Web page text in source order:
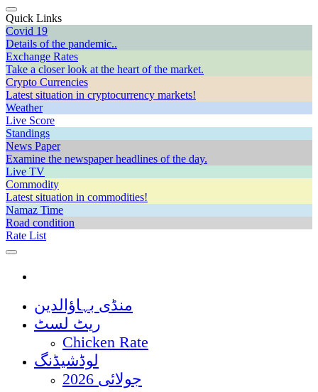
Quick Links
Covid 19
Details of the pandemic..
Exchange Rates
Take a closer look at the heart of the market.
Crypto Currencies
Latest situation in cryptocurrency markets!
Weather
Live Score
Standings
News Paper
Examine the newspaper headlines of the day.
Live TV
Commodity
Latest situation in commodities!
Namaz Time
Road condition
Rate List
منڈی بہاؤالدین
ریٹ لسٹ
Chicken Rate
لوڈشیڈنگ
جولائی 2026